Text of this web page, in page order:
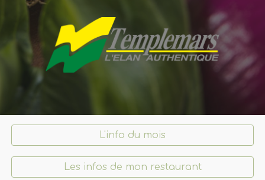
L'info du mois
Les infos de mon restaurant